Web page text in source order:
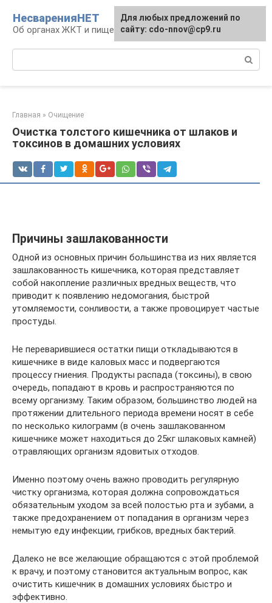
контенту
НесваренияНЕТ
Об органах ЖКТ и пищеварении
Главная » Очищение
Очистка толстого кишечника от шлаков и
токсинов в домашних условиях
Причины зашлакованности
Одной из основных причин большинства из них является
зашлакованность кишечника, которая представляет
собой накопление различных вредных веществ, что
приводит к появлению недомогания, быстрой
утомляемости, сонливости, а также провоцирует частые
простуды.
Не переварившиеся остатки пищи откладываются в
кишечнике в виде каловых масс и подвергаются
процессу гниения. Продукты распада (токсины), в свою
очередь, попадают в кровь и распространяются по
всему организму. Таким образом, большинство людей на
протяжении длительного периода времени носят в себе
по несколько килограмм (в очень зашлакованном
кишечнике может находиться до 25кг шлаковых камней)
отравляющих организм ядовитых отходов.
Именно поэтому очень важно проводить регулярную
чистку организма, которая должна сопровождаться
обязательным уходом за всей полостью рта и зубами, а
также предохранением от попадания в организм через
немытую еду инфекции, грибков, вредных бактерий.
Далеко не все желающие обращаются с этой проблемой
к врачу, и поэтому становится актуальным вопрос, как
очистить кишечник в домашних условиях быстро и
эффективно.
Для любых предложений по
сайту: cdo-nnov@cp9.ru